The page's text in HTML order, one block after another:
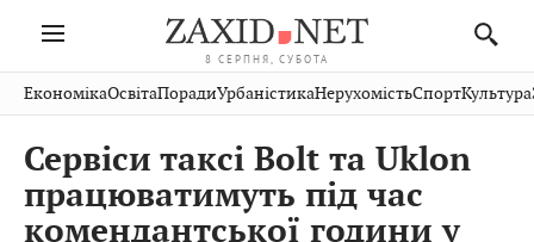
8 СЕРПНЯ, СУБОТА
Івано-
Франківськ
Тернопіль
Волинь
Закарпаття
Рівне
Шептицький
Стрий
Хмельницький
Публікації
Авто СловкоКультура
Кіно
Дім СпортКраєзнавство
ФотоОсвітаНерухомість
Домашні
тварини
ЕкономікаОсвітаПорадиУрбаністикаНерухомістьСпортКультура
Сервіси таксі Bolt та Uklon
працюватимуть під час
комендантської години у